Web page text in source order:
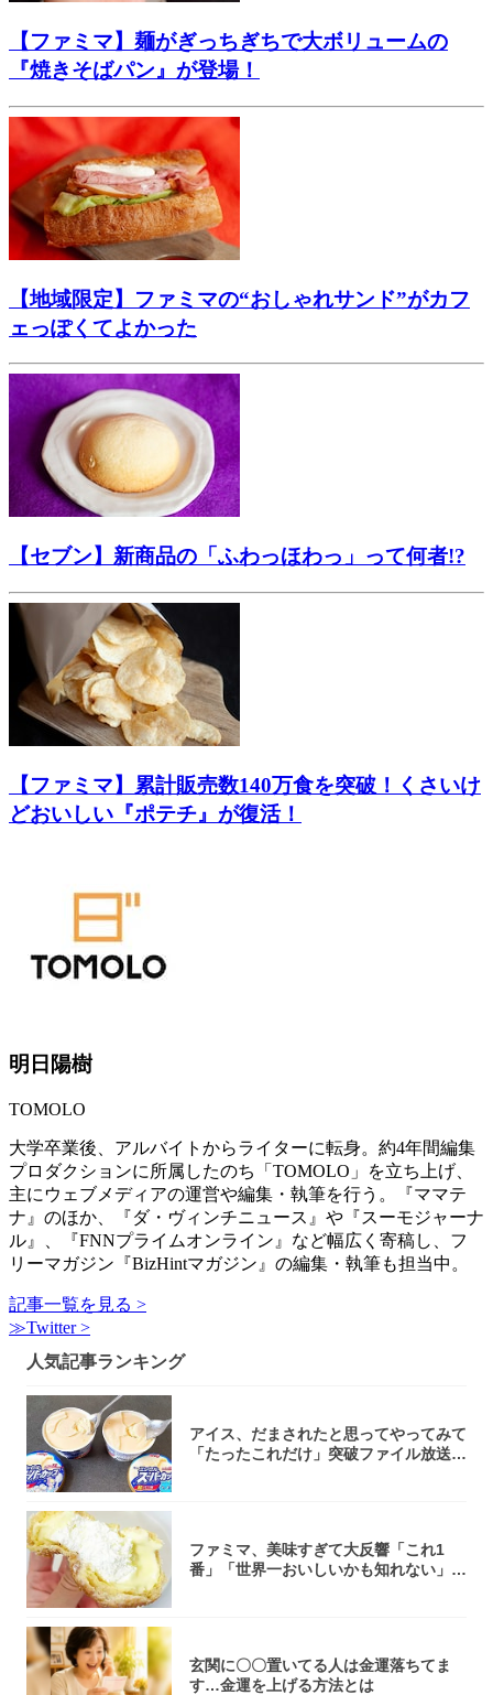
【ファミマ】麺がぎっちぎちで大ボリュームの
『焼きそばパン』が登場！
【地域限定】ファミマの“おしゃれサンド”がカフ
ェっぽくてよかった
【セブン】新商品の「ふわっほわっ」って何者!?
【ファミマ】累計販売数140万食を突破！くさいけ
どおいしい『ポテチ』が復活！
明日陽樹
TOMOLO
大学卒業後、アルバイトからライターに転身。約4年間編集
プロダクションに所属したのち「TOMOLO」を立ち上げ、
主にウェブメディアの運営や編集・執筆を行う。『ママテ
ナ』のほか、『ダ・ヴィンチニュース』や『スーモジャーナ
ル』、『FNNプライムオンライン』など幅広く寄稿し、フ
リーマガジン『BizHintマガジン』の編集・執筆も担当中。
記事一覧を見る >
≫Twitter >
人気記事ランキング
アイス、だまされたと思ってやってみて
「たったこれだけ」突破ファイル放送で
ファミマ、美味すぎて大反響「これ1
番」「世界一おいしいかも知れない」
玄関に〇〇置いてる人は金運落ちてま
す…金運を上げる方法とは